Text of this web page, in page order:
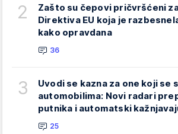
2
Zašto su čepovi pričvršćeni
Direktiva EU koja je
kako opravdana
36
3
Uvodi se kazna za one koji se
automobilima: Novi radari
putnika i automatski
25